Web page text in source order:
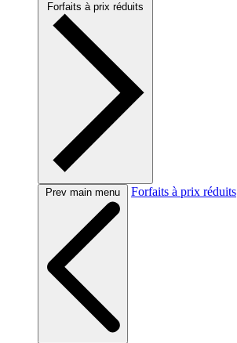
Forfaits à prix réduits
Prev main menu Forfaits à prix réduits